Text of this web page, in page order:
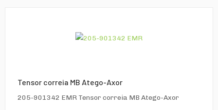
Tensor correia MB Atego-Axor
205-901342 EMR Tensor correia MB Atego-Axor